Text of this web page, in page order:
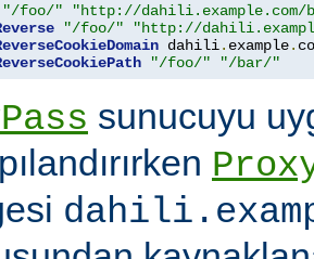
"/foo/"
"http://dahili.example.com/
"/foo/"
"http://
dahili. example.
"/foo/" "/bar/"
sunucuyu